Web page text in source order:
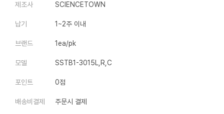
제조사 SCIENCETOWN
납기 1~2주 이내
브랜드 1ea/pk
모델 SSTB1-3015L,R,C
포인트 0점
배송비결제 주문시 결제